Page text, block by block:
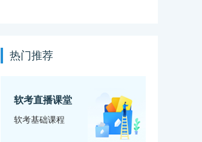
热门推荐
软考直播课堂
软考基础课程